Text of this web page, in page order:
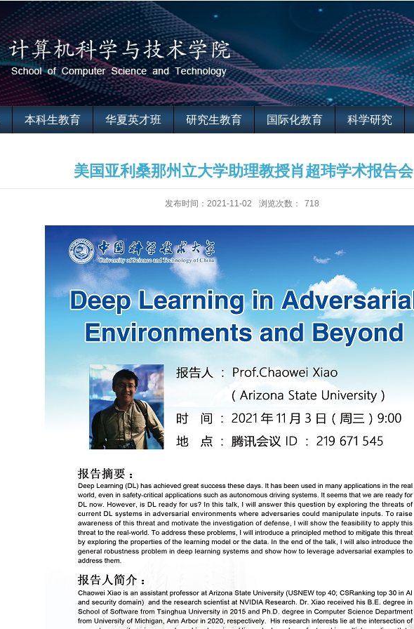
本科生教育 华夏英才班 研究生教育 国际化教育 科学研究
美国亚利桑那州立大学助理教授肖超玮学术报告会
发布时间：2021-11-02 浏览次数： 718